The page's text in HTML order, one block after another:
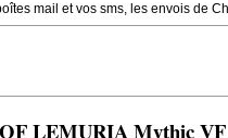
mail et vos sms, les envois de
LEMURIA Mythic VF